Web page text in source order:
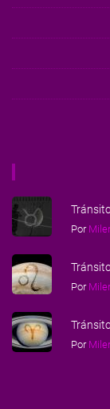
Por
Por
Por